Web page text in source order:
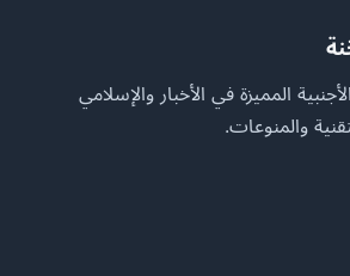
المميزة في الأخبار والإسلامي
والمنوعات.